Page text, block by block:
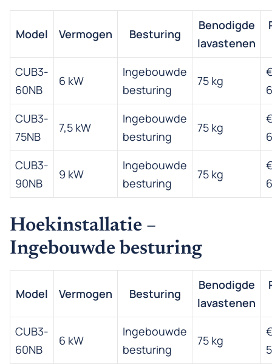
Model Vermogen Besturing
Benodigde
lavastenen
CUB3-
60NB
6 kW
Ingebouwde
besturing
75 kg
CUB3-
75NB
7,5 kW
Ingebouwde
besturing
75 kg
CUB3-
90NB
9 kW
Ingebouwde
besturing
75 kg
Hoekinstallatie –
Ingebouwde besturing
Model Vermogen Besturing
Benodigde
lavastenen
CUB3-
60NB
6 kW
Ingebouwde
besturing
75 kg